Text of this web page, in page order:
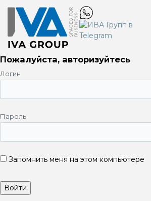
Пожалуйста, авторизуйтесь
Логин
Пароль
Запомнить меня на этом компьютере